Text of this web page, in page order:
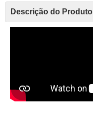
Descrição do Produto